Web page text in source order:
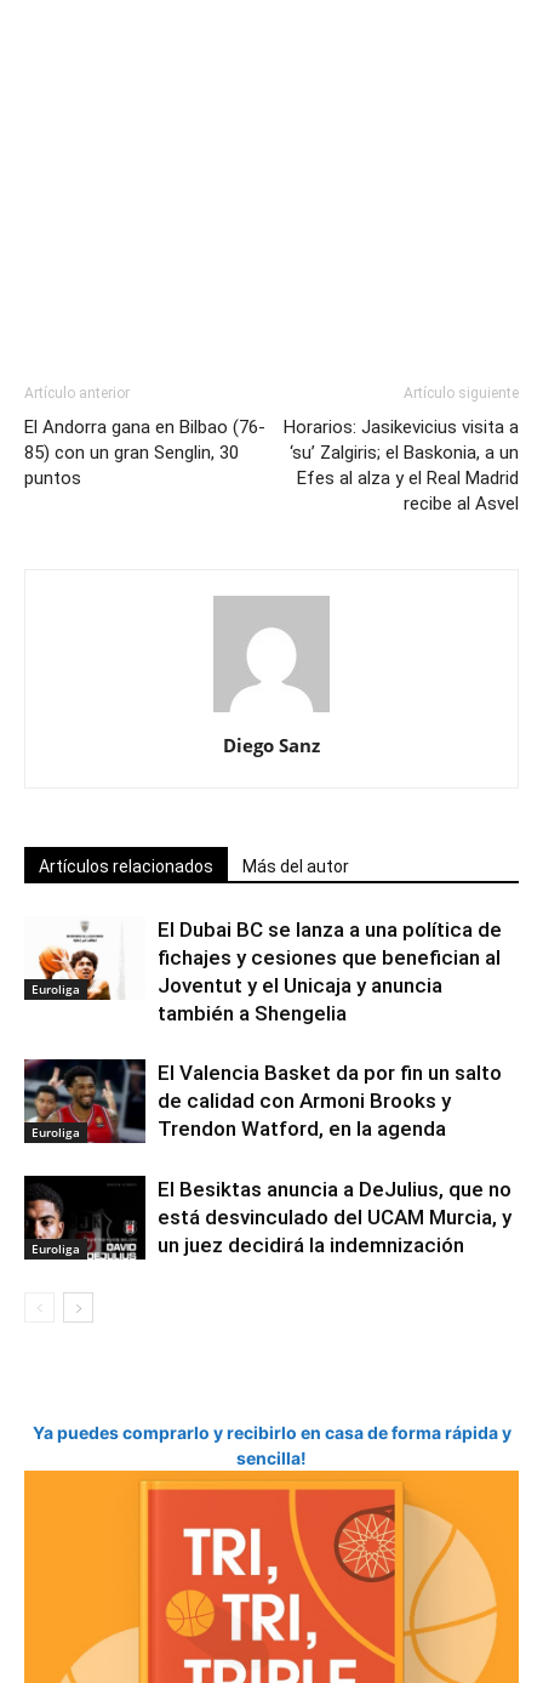
Artículo anterior
El Andorra gana en Bilbao (76-
85) con un gran Senglin, 30
puntos
Artículo siguiente
Horarios: Jasikevicius visita a
‘su’ Zalgiris; el Baskonia, a un
Efes al alza y el Real Madrid
recibe al Asvel
Diego Sanz
Artículos relacionados Más del autor
Euroliga
El Dubai BC se lanza a una política de
fichajes y cesiones que benefician al
Joventut y el Unicaja y anuncia
también a Shengelia
Euroliga
El Valencia Basket da por fin un salto
de calidad con Armoni Brooks y
Trendon Watford, en la agenda
Euroliga
El Besiktas anuncia a DeJulius, que no
está desvinculado del UCAM Murcia, y
un juez decidirá la indemnización
Ya puedes comprarlo y recibirlo en casa de forma rápida y
sencilla!